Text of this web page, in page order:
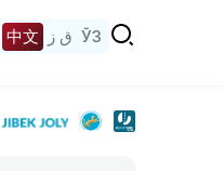
中文 ق ز ЎЗ